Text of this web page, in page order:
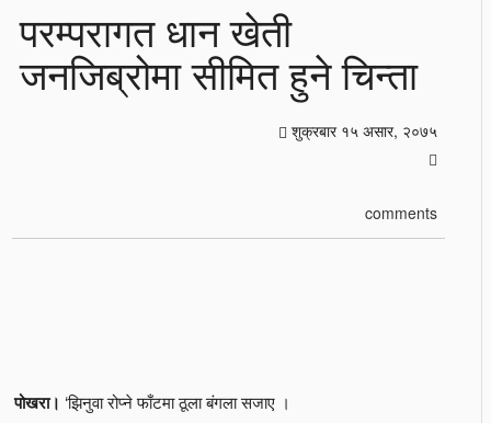
परम्परागत धान खेती
जनजिब्रोमा सीमित हुने चिन्ता
शुक्रबार १५ असार, २०७५
comments
पोखरा। ‘झिनुवा रोप्ने फाँटमा ठूला बंगला सजाए ।